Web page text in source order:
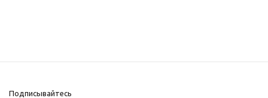
Подписывайтесь